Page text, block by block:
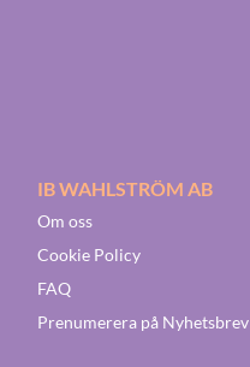
IB WAHLSTRÖM AB
Om oss
Cookie Policy
FAQ
Prenumerera på Nyhetsbrev